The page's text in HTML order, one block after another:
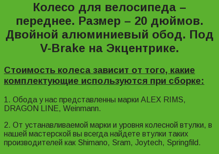
Колесо для велосипеда –
переднее. Размер – 20 дюймов.
Двойной алюминиевый обод. Под
V-Brake на Экцентрике.
Стоимость колеса зависит от того, какие
комплектующие используются при сборке:
1. Обода у нас представленны марки ALEX RIMS,
DRAGON LINE, Weinmann.
2. От устанавливаемой марки и уровня колесной втулки, в
нашей мастерской вы всегда найдете втулки таких
производителей как Shimano, Sram, Joytech, Springfild.